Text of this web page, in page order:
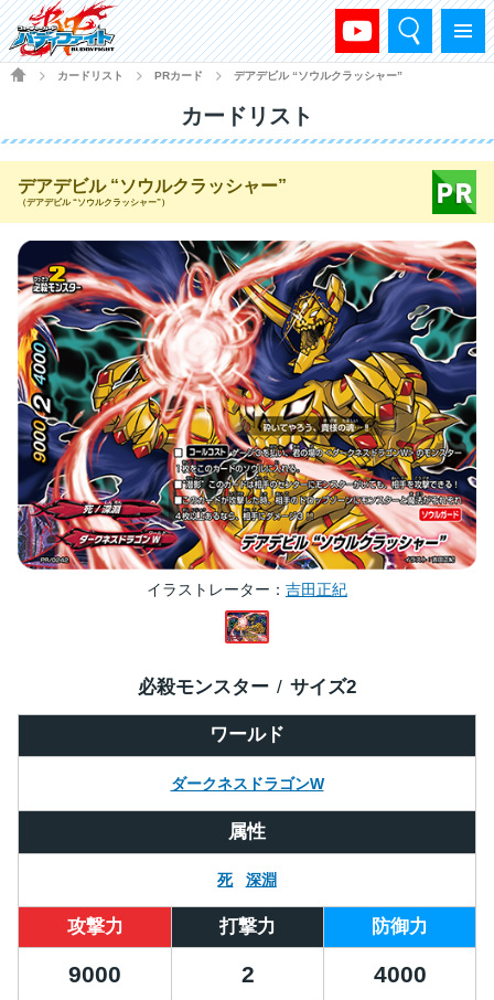
メニュー
検索
HOME
カードリスト PRカード デアデビル “ソウルクラッシャー”
カードリスト
デアデビル “ソウルクラッシャー”
（デアデビル “ソウルクラッシャー”）
イラストレーター 吉田正紀
ワールド
ダークネスドラゴンW
必殺モンスター サイズ2
属性
死 深淵
攻撃力 打撃力 防御力
9000 2 4000